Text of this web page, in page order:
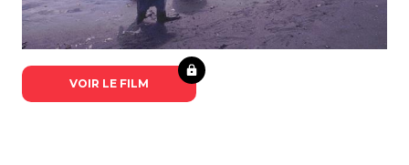
VOIR LE FILM